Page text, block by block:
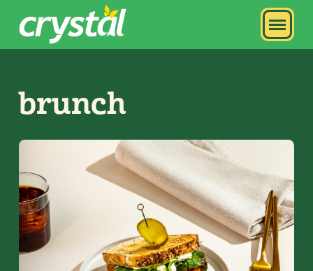
brunch